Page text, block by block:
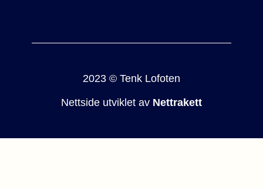
2023 © Tenk Lofoten
Nettside utviklet av Nettrakett